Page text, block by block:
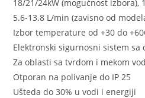
18/21/24kW (mogućnost izbora),
5.6-13.8 L/min (zavisno od
Izbor temperature od +30 do
Elektronski sigurnosni sistem sa
Za oblasti sa tvrdom i mekom
Otporan na polivanje do IP 25
Ušteda do 30% u vodi i energiji